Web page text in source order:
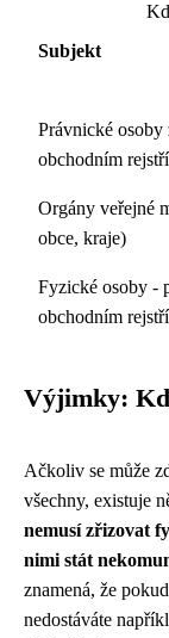
Subjekt
Právnické osoby
obchodním
Orgány veřejné
obce, kraje)
Fyzické osoby -
obchodním
Výjimky:
Ačkoliv se může
všechny, existuje
nemusí zřizovat
nimi stát
znamená, že
nedostáváte